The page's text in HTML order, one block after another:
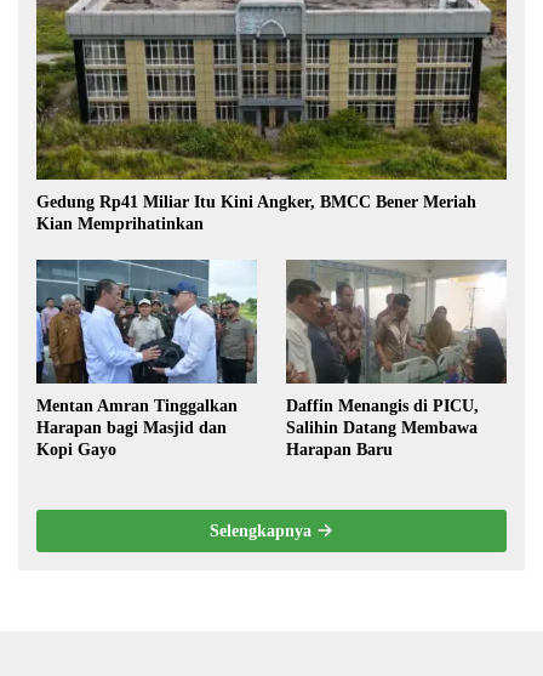
Gedung Rp41 Miliar Itu Kini Angker, BMCC Bener Meriah
Kian Memprihatinkan
Mentan Amran Tinggalkan
Harapan bagi Masjid dan
Kopi Gayo
Daffin Menangis di PICU,
Salihin Datang Membawa
Harapan Baru
Selengkapnya